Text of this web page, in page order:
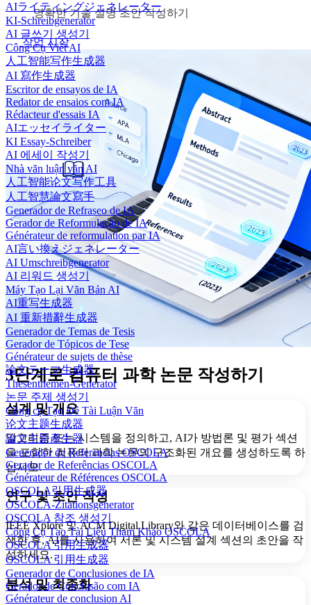
AIライティングジェネレーター
KI-Schreibgenerator
AI 글쓰기 생성기
Công Cụ Viết AI
人工智能写作生成器
AI 寫作生成器
Escritor de ensayos de IA
Redator de ensaios com IA
Rédacteur d'essais IA
AIエッセイライター
KI Essay-Schreiber
AI 에세이 작성기
Nhà văn luận văn AI
人工智能论文写作工具
人工智慧論文寫手
Generador de Refraseo de IA
Gerador de Reformulação de IA
Générateur de reformulation par IA
AI言い換えジェネレーター
AI Umschreibgenerator
AI 리워드 생성기
Máy Tạo Lại Văn Bản AI
AI重写生成器
AI 重新措辭生成器
Generador de Temas de Tesis
Gerador de Tópicos de Tese
Générateur de sujets de thèse
論文テーマ生成器
Thesenthemen-Generator
논문 주제 생성기
Công cụ Tạo Đề Tài Luận Văn
论文主题生成器
論文主題產生器
Generador de Referencias OSCOLA
Gerador de Referências OSCOLA
Générateur de Références OSCOLA
OSCOLA引用生成器
OSCOLA-Zitationsgenerator
OSCOLA 참조 생성기
Công Cụ Tạo Tài Liệu Tham Khảo OSCOLA
OSCOLA 引用生成器
OSCOLA 引用生成器
Generador de Conclusiones de IA
Gerador de Conclusão com IA
Générateur de conclusion AI
명확한 기술 설명 초안 작성하기
작업 시작
3단계로 컴퓨터 과학 논문 작성하기
설계 및 개요
알고리즘 또는 시스템을 정의하고, AI가 방법론 및 평가 섹션
을 포함한 컴퓨터 과학 논문의 구조화된 개요를 생성하도록 하
십시오.
연구 및 초안 작성
IEEE Xplore 및 ACM Digital Library와 같은 데이터베이스를 검
색한 후, AI를 사용하여 서론 및 시스템 설계 섹션의 초안을 작
성하세요.
분석 및 최종화